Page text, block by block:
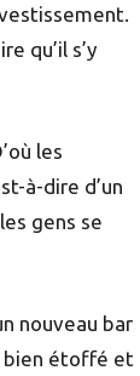
qu’il s’y
les
à-dire d’un
gens se
nouveau bar
bien étoffé et